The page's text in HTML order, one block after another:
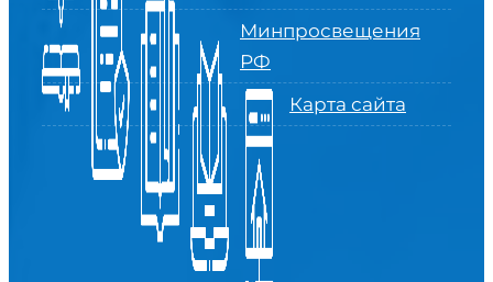
Минпросвещения
РФ
Карта сайта